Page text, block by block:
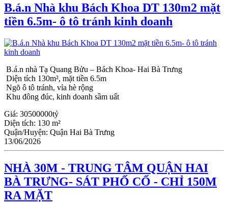
B.á.n Nhà khu Bách Khoa DT 130m2 mặt
tiền 6.5m- ô tô tránh kinh doanh
B.á.n nhà Tạ Quang Bửu – Bách Khoa- Hai Bà Trưng
Diện tích 130m², mặt tiền 6.5m
Ngõ ô tô tránh, vỉa hè rộng
Khu đông đúc, kinh doanh sầm uất
Giá: 30500000tỷ
Diện tích: 130 m²
Quận/Huyện: Quận Hai Bà Trưng
13/06/2026
NHÀ 30M - TRUNG TÂM QUẬN HAI
BÀ TRƯNG- SÁT PHỐ CỔ - CHỈ 150M
RA MẶT